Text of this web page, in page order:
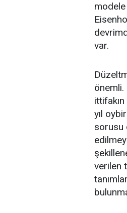
var.
önemli.
yıl
sorusu
verilen